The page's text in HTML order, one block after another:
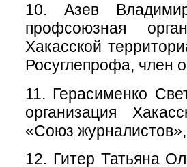
10. Азев
профсоюзная
Хакасской
Росуглепрофа, член
11. Герасименко
организация
«Союз
12. Гитер Татьяна